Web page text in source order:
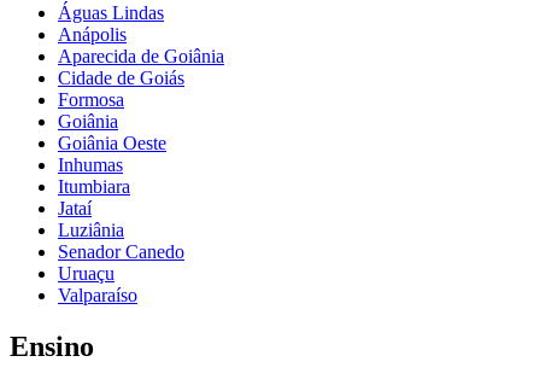
Águas Lindas
Anápolis
Aparecida de Goiânia
Cidade de Goiás
Formosa
Goiânia
Goiânia Oeste
Inhumas
Itumbiara
Jataí
Luziânia
Senador Canedo
Uruaçu
Valparaíso
Ensino